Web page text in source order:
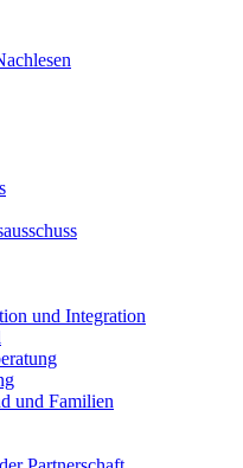
und Integration
und Familien